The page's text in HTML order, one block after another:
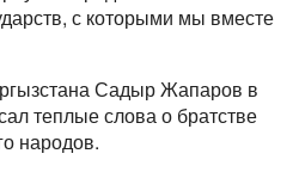
с которыми мы вместе
Садыр Жапаров в
теплые слова о братстве
народов.